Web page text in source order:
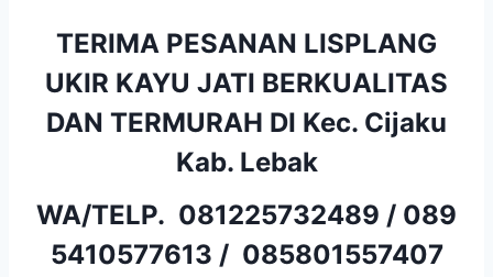
TERIMA PESANAN LISPLANG
UKIR KAYU JATI BERKUALITAS
DAN TERMURAH DI Kec. Cijaku
Kab. Lebak
WA/TELP. 081225732489 / 089
5410577613 / 085801557407